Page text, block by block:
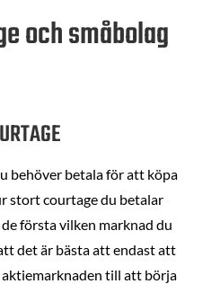
och småbolag
behöver betala för att köpa
stort courtage du betalar
första vilken marknad du
det är bästa att endast att
aktiemarknaden till att börja